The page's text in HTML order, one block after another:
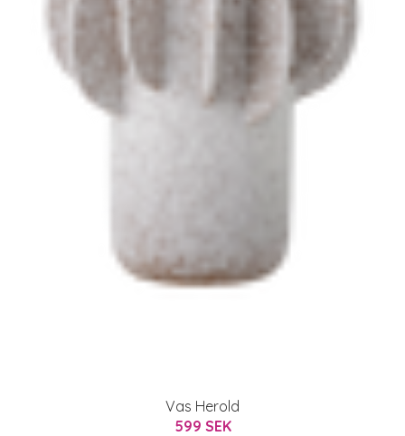
Vas Herold
599 SEK